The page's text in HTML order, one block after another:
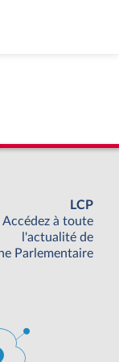
LCP
Accédez à toute
l'actualité de
Parlementaire